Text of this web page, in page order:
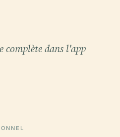
dans l'app